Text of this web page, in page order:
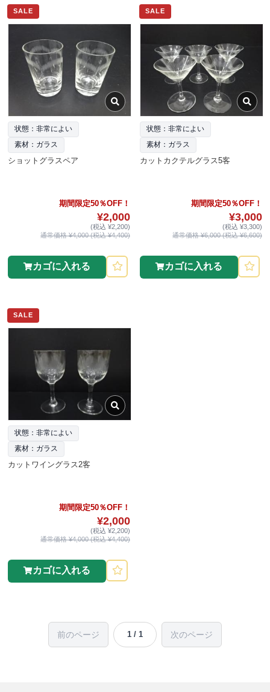
SALE
状態：非常によい
素材：ガラス
ショットグラスペア
期間限定50％OFF！
¥2,000
(税込 ¥2,200)
通常価格 ¥4,000 (税込 ¥4,400)
カゴに入れる
SALE
状態：非常によい
素材：ガラス
カットカクテルグラス5客
期間限定50％OFF！
¥3,000
(税込 ¥3,300)
通常価格 ¥6,000 (税込 ¥6,600)
カゴに入れる
SALE
状態：非常によい
素材：ガラス
カットワイングラス2客
期間限定50％OFF！
¥2,000
(税込 ¥2,200)
通常価格 ¥4,000 (税込 ¥4,400)
カゴに入れる
前のページ 1 / 1 次のページ